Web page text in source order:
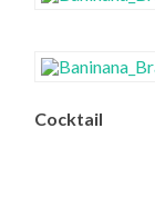
Cocktail